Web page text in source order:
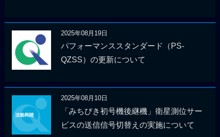
2025年08月19日
パフォーマンススタンダード（PS-
QZSS）の更新について
2025年08月10日
「みちびき初号機後継機」衛星測位サー
ビスの送信信号切替えの実施について